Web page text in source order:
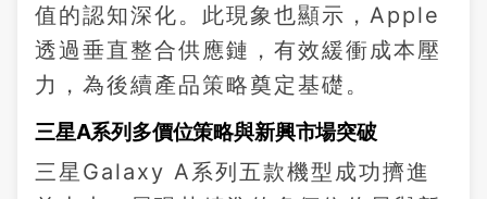
值的認知深化。此現象也顯示，Apple
透過垂直整合供應鏈，有效緩衝成本壓
力，為後續產品策略奠定基礎。
三星A系列多價位策略與新興市場突破
三星Galaxy A系列五款機型成功擠進